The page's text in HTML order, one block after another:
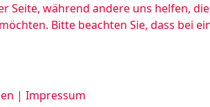
Seite, während andere uns helfen,
Bitte beachten Sie, dass bei
| Impressum